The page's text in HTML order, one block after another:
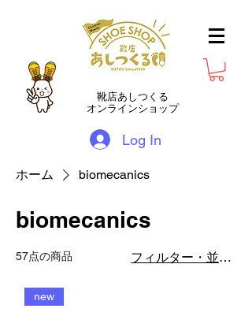
靴店あしつくる
オンラインショップ
Log In
ホーム biomecanics
biomecanics
57点の商品 フィルター・並び替え
new